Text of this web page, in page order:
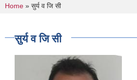
You are here
Home » सुर्य व जि सी
सुर्य व जि सी